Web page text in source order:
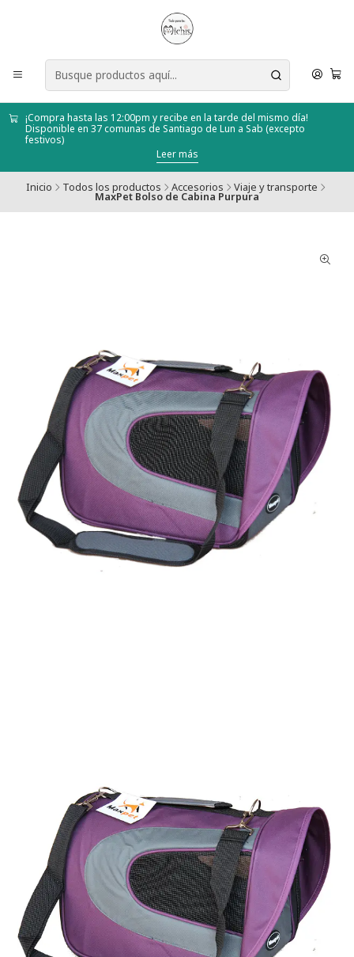
¡Compra hasta las 12:00pm y recibe en la tarde del mismo día!
Disponible en 37 comunas de Santiago de Lun a Sab (excepto
festivos)
Leer más
Inicio Todos los productos Accesorios Viaje y transporte
MaxPet Bolso de Cabina Purpura